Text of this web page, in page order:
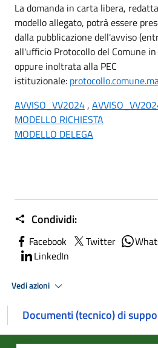
La domanda in carta libera,
modello allegato, potrà essere
dalla pubblicazione dell'avviso
all'ufficio Protocollo del Comune
oppure inoltrata alla PEC
istituzionale:
AVVISO_VV2024,
MODELLO RICHIESTA
MODELLO DELEGA
Condividi:
Facebook Twitter
LinkedIn
Vedi azioni
Documenti (tecnico) di